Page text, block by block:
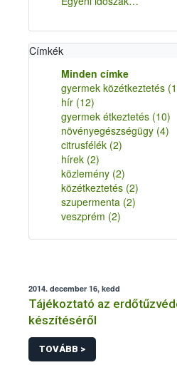
Címkék
Minden címke
gyermek közétkeztetés
hír (12)
gyermek étkeztetés (10)
növényegészségügy (4)
citrusfélék (2)
hírek (2)
közlemény (2)
közétkeztetés (2)
szupermenta (2)
veszprém (2)
2014. december 16, kedd
Tájékoztató az
készítéséről
TOVÁBB >